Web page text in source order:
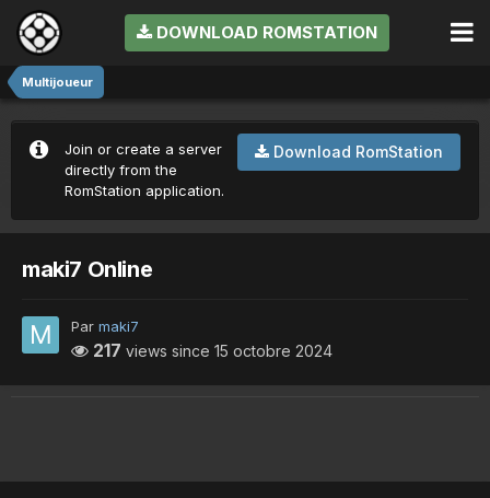
DOWNLOAD ROMSTATION
Multijoueur
Download RomStation
Join or create a server
directly from the
RomStation application.
maki7 Online
Par maki7
217 views since 15 octobre 2024